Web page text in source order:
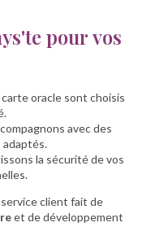
pour vos
oracle sont choisis
avec des
adaptés.
la sécurité de vos
client fait de
et de développement